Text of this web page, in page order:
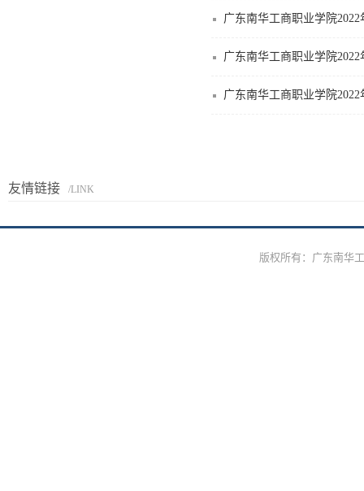
广东南华工商职业学院
广东南华工商职业学院
广东南华工商职业学院
友情链接 /LINK
版权所有：广东南华